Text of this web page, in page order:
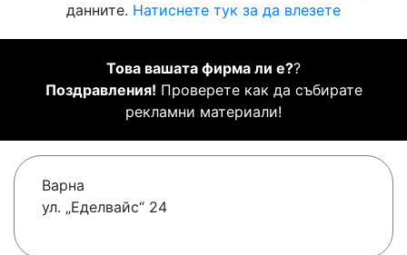
данните. Натиснете тук за да влезете
Това вашата фирма ли е??
Поздравления! Проверете как да събирате
рекламни материали!
Варна
ул. „Еделвайс“ 24